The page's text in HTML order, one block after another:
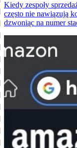
Kiedy zespoły
często nie nawiązują
dzwoniąc na numer